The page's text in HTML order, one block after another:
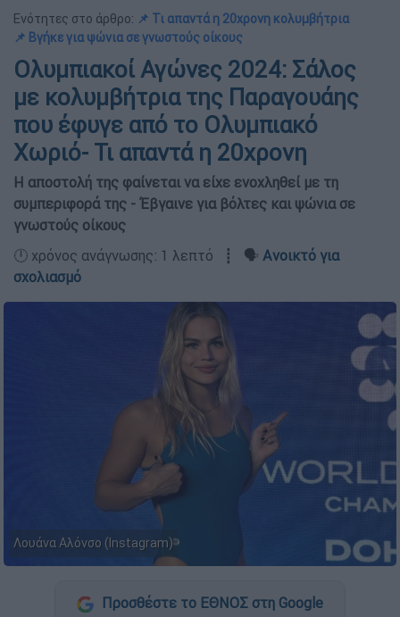
Ενότητες στο άρθρο: 📌 Τι απαντά η 20χρονη κολυμβήτρια
📌 Βγήκε για ψώνια σε γνωστούς οίκους
Ολυμπιακοί Αγώνες 2024: Σάλος
με κολυμβήτρια της Παραγουάης
που έφυγε από το Ολυμπιακό
Χωριό- Τι απαντά η 20χρονη
Η αποστολή της φαίνεται να είχε ενοχληθεί με τη
συμπεριφορά της - Έβγαινε για βόλτες και ψώνια σε
γνωστούς οίκους
🕛 χρόνος ανάγνωσης: 1 λεπτό ┋ 🗣️ Ανοικτό για
σχολιασμό
Λουάνα Αλόνσο (Instagram)
Προσθέστε το ΕΘΝΟΣ στη Google